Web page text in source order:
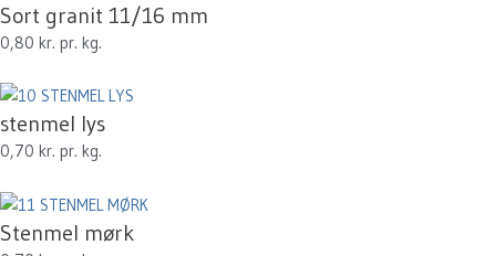
Sort granit 11/16 mm
0,80 kr. pr. kg.
stenmel lys
0,70 kr. pr. kg.
Stenmel mørk